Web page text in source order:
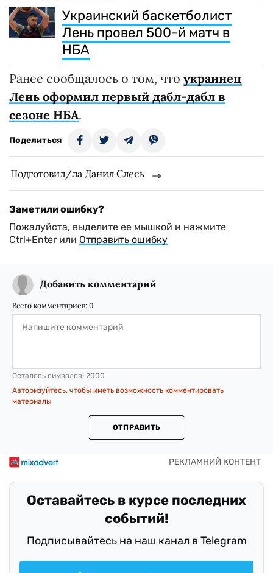
Украинский баскетболист
Лень провел 500-й матч в
НБА
Ранее сообщалось о том, что украинец
Лень оформил первый дабл-дабл в
сезоне НБА.
Поделиться
Подготовил/ла Данил Слесь
Заметили ошибку?
Пожалуйста, выделите ее мышкой и нажмите
Ctrl+Enter или Отправить ошибку
Добавить комментарий
Всего комментариев: 0
Осталось символов: 2000
Авторизуйтесь, чтобы иметь возможность комментировать
материалы
ОТПРАВИТЬ
Оставайтесь в курсе последних
событий!
Подписывайтесь на наш канал в Telegram